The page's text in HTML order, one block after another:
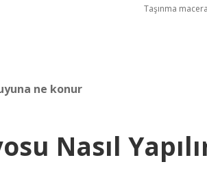
Taşınma
ne konur
Nasıl